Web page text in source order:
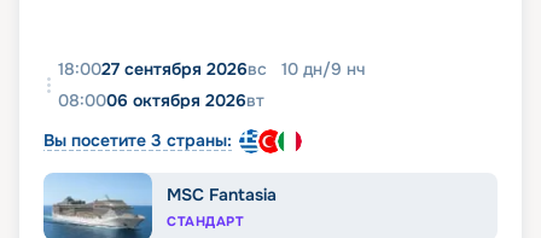
18:0027 сентября 2026вс 10 дн/9 нч
08:0006 октября 2026вт
Вы посетите 3 страны:
MSC Fantasia
СТАНДАРТ